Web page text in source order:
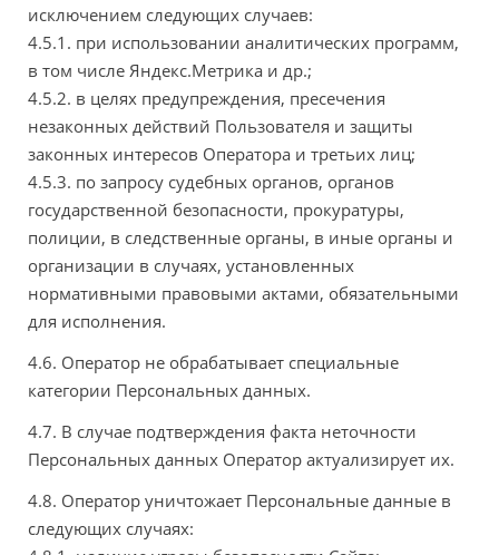
исключением следующих случаев:
4.5.1. при использовании аналитических программ,
в том числе Яндекс.Метрика и др.;
4.5.2. в целях предупреждения, пресечения
незаконных действий Пользователя и защиты
законных интересов Оператора и третьих лиц;
4.5.3. по запросу судебных органов, органов
государственной безопасности, прокуратуры,
полиции, в следственные органы, в иные органы и
организации в случаях, установленных
нормативными правовыми актами, обязательными
для исполнения.
4.6. Оператор не обрабатывает специальные
категории Персональных данных.
4.7. В случае подтверждения факта неточности
Персональных данных Оператор актуализирует их.
4.8. Оператор уничтожает Персональные данные в
следующих случаях: